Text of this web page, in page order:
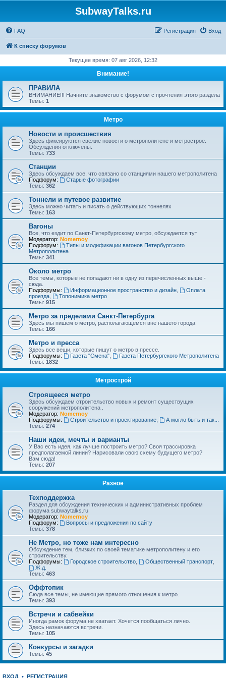
SubwayTalks.ru
FAQ Вход
Регистрация
К списку форумов
Текущее время: 07 авг 2026, 12:32
Внимание!
ПРАВИЛА
ВНИМАНИЕ!!! Начните знакомство с форумом с прочтения этого раздела
Темы: 1
Метро
Новости и происшествия
Здесь фиксируются свежие новости о метрополитене и метрострое.
Обсуждения отключены.
Темы: 733
Станции
Здесь обсуждаем все, что связано со станциями нашего метрополитена
Подфорум:
Старые фотографии
Темы: 362
Тоннели и путевое развитие
Здесь можно читать и писать о действующих тоннелях
Темы: 163
Вагоны
Все, что ездит по Санкт-Петербургскому метро, обсуждается тут
Модератор: Nomernoy
Подфорум:
Типы и модификации вагонов Петербургского
Метрополитена
Темы: 341
Около метро
Все темы, которые не попадают ни в одну из перечисленных выше -
сюда.
Подфорумы:
Информационное пространство и дизайн,
Оплата
проезда
Топонимика метро
Темы: 915
Метро за пределами Санкт-Петербурга
Здесь мы пишем о метро, располагающемся вне нашего города
Темы: 166
Метро и пресса
Здесь все вещи, которые пишут о метро в прессе.
Подфорумы:
Газета "Смена",
Газета Петербургского Метрополитена
Темы: 1832
Метрострой
Строящееся метро
Здесь обсуждаем строительство новых и ремонт существущих
сооружений метрополитена .
Модератор: Nomernoy
Подфорумы:
Строительство и проектирование,
А могло быть и так...
Темы: 274
Наши идеи, мечты и варианты
У Вас есть идея, как лучше построить метро? Своя трассировка
предполагаемой линии? Нарисовали свою схему будущего метро?
Вам сюда!
Темы: 207
Разное
Техподдержка
Раздел для обсуждения технических и административных проблем
форума subwaytalks.ru
Модератор: Nomernoy
Подфорум:
Вопросы и предложения по сайту
Темы: 378
Не Метро, но тоже нам интересно
Обсуждение тем, близких по своей тематике метрополитену и его
строительству.
Подфорумы:
Городское строительство, Общественный транспорт,
Ж.д.
Темы: 463
Оффтопик
Сюда все темы, не имеющие прямого отношения к метро.
Темы: 393
Встречи и сабвейки
Иногда рамок форума не хватает. Хочется пообщаться лично.
Здесь назначаются встречи.
Темы: 105
Конкурсы и загадки
Темы: 45
ВХОД • РЕГИСТРАЦИЯ